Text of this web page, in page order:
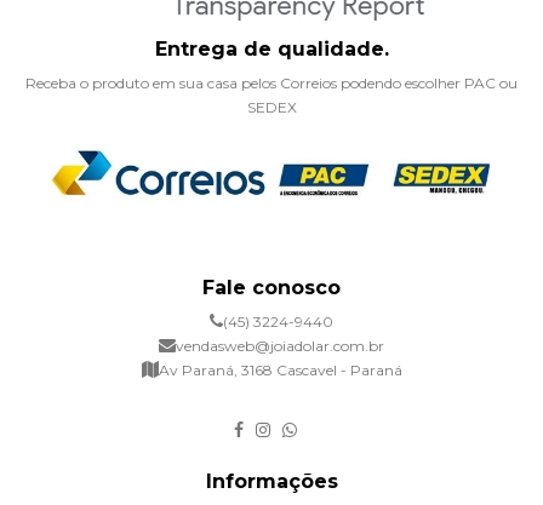
Entrega de qualidade.
Receba o produto em sua casa pelos Correios podendo escolher PAC ou
SEDEX
Fale conosco
(45) 3224-9440
vendasweb@joiadolar.com.br
Av Paraná, 3168 Cascavel - Paraná
Informações